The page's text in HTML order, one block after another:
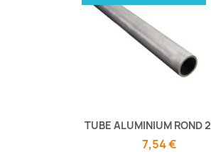
TUBE ALUMINIUM ROND
7,54 €